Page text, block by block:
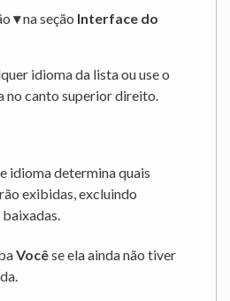
▾na seção Interface do
idioma da lista ou use o
no canto superior direito.
idioma determina quais
exibidas, excluindo
baixadas.
Vocêse ela ainda não tiver